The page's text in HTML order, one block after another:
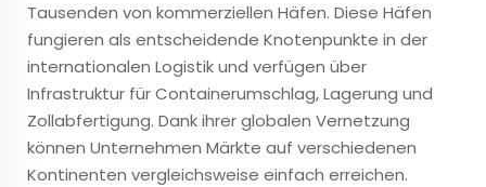
Tausenden von kommerziellen Häfen. Diese Häfen
fungieren als entscheidende Knotenpunkte in der
internationalen Logistik und verfügen über
Infrastruktur für Containerumschlag, Lagerung und
Zollabfertigung. Dank ihrer globalen Vernetzung
können Unternehmen Märkte auf verschiedenen
Kontinenten vergleichsweise einfach erreichen.